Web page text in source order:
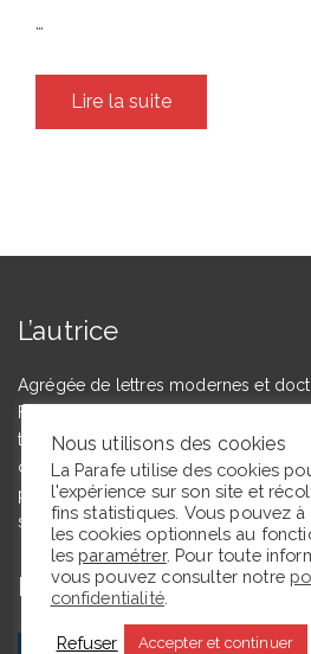
…
Lire la suite
L’autrice
Agrégée de lettres modernes et
Floriane Toussaint est maîtresse de
théâtrales à l’Université de Caen
comité du Syndicat de la critique. Ce
pour but de partager des
spectatrice.
En ce moment La
Nous utilisons des cookies
La Parafe utilise des cookies
l'expérience sur son site et
fins statistiques. Vous pouvez
les cookies optionnels au
les paramétrer. Pour toute
vous pouvez consulter notre
confidentialité.
Refuser Accepter et continuer